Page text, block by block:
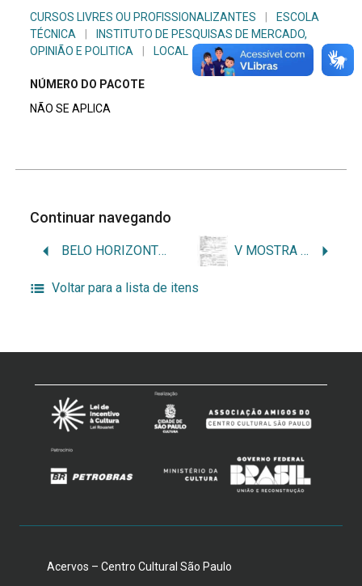
CURSOS LIVRES OU PROFISSIONALIZANTES
ESCOLA
TÉCNICA
INSTITUTO DE PESQUISAS DE MERCADO,
OPINIÃO E POLITICA
LOCAL UNIVERSIDADE
NÚMERO DO PACOTE
NÃO SE APLICA
Continuar navegando
BELO HORIZONTE / BH – MINAS GERAIS V MOSTRA DE ARTE CONTEMPORÂNEA DA PAMPULHA IATE CLUB
Voltar para a lista de itens
Acervos – Centro Cultural São Paulo